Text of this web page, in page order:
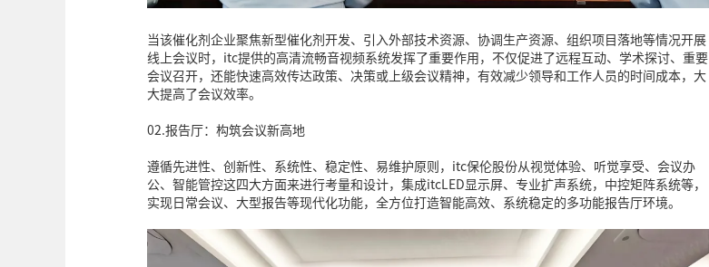
当该催化剂企业聚焦新型催化剂开发、引入外部技术资源、协调生产资源、组织项目落地等情况开展
线上会议时，itc提供的高清流畅音视频系统发挥了重要作用，不仅促进了远程互动、学术探讨、重要
会议召开，还能快速高效传达政策、决策或上级会议精神，有效减少领导和工作人员的时间成本，大
大提高了会议效率。
02.报告厅：构筑会议新高地
遵循先进性、创新性、系统性、稳定性、易维护原则，itc保伦股份从视觉体验、听觉享受、会议办
公、智能管控这四大方面来进行考量和设计，集成itcLED显示屏、专业扩声系统，中控矩阵系统等，
实现日常会议、大型报告等现代化功能，全方位打造智能高效、系统稳定的多功能报告厅环境。